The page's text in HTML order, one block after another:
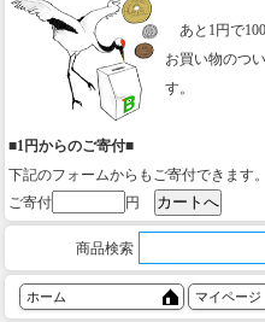
あと1円で
お買い物のつ
す。
■1円からのご寄付■
下記のフォームからもご寄付できます。
ご寄付
円
商品検索
ホーム マイページ